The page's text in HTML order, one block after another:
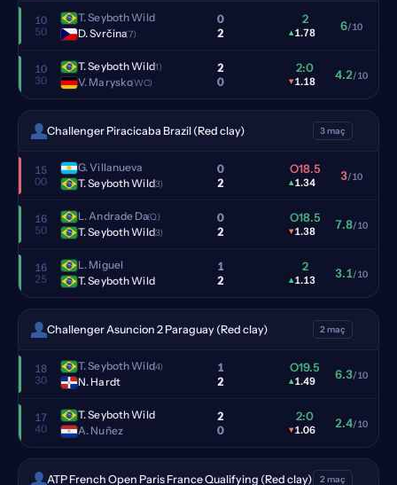
10
50
T. Seyboth Wild
D. Svrčina(7)
0
2
2
▴1.78 6/10
10
30
T. Seyboth Wild(1)
V. Marysko(WC)
2
0
2:0
▾1.18 4.2/10
Challenger Piracicaba Brazil (Red clay) 3 maç
15
00
G. Villanueva
T. Seyboth Wild(3)
0
2
O18.5
▴1.34 3/10
16
50
L. Andrade Da(Q)
T. Seyboth Wild(3)
0
2
O18.5
▾1.38 7.8/10
16
25
L. Miguel
T. Seyboth Wild
1
2
2
▴1.13 3.1/10
Challenger Asuncion 2 Paraguay (Red clay) 2 maç
18
30
T. Seyboth Wild(4)
N. Hardt
1
2
O19.5
▴1.49 6.3/10
17
40
T. Seyboth Wild
A. Nuñez
2
0
2:0
▾1.06 2.4/10
ATP French Open Paris France Qualifying (Red clay) 2 maç